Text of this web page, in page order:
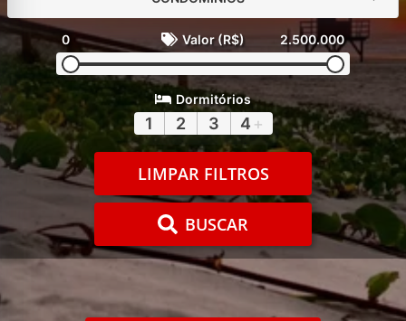
0 Valor (R$) 2.500.000
Dormitórios
1 2 3 4 +
LIMPAR FILTROS
BUSCAR